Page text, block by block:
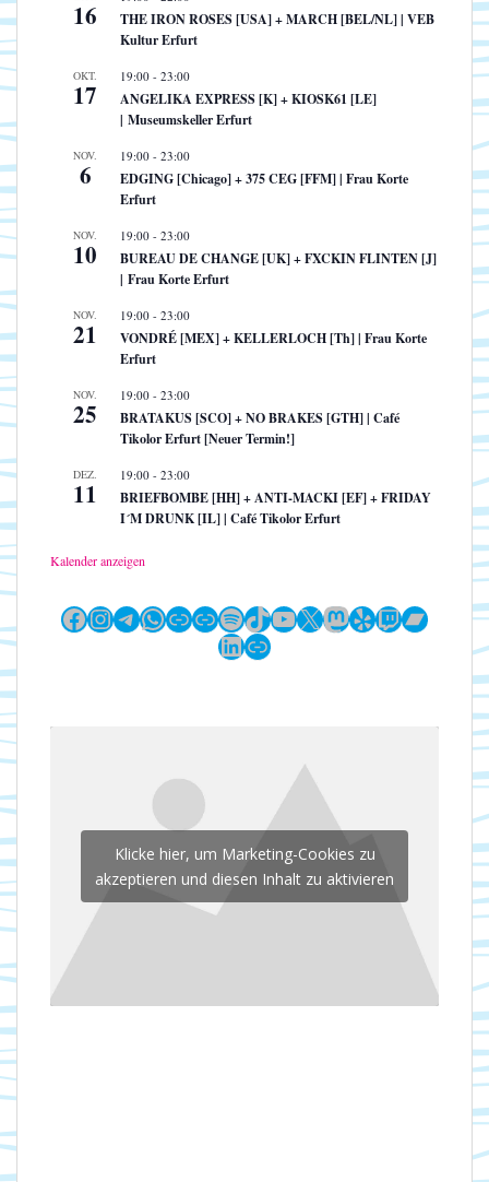
16
THE IRON ROSES [USA] + MARCH [BEL/NL] | VEB
Kultur Erfurt
OKT.
17
19:00 - 23:00
ANGELIKA EXPRESS [K] + KIOSK61 [LE]
| Museumskeller Erfurt
NOV.
6
19:00 - 23:00
EDGING [Chicago] + 375 CEG [FFM] | Frau Korte
Erfurt
NOV.
10
19:00 - 23:00
BUREAU DE CHANGE [UK] + FXCKIN FLINTEN [J]
| Frau Korte Erfurt
NOV.
21
19:00 - 23:00
VONDRÉ [MEX] + KELLERLOCH [Th] | Frau Korte
Erfurt
NOV.
25
19:00 - 23:00
BRATAKUS [SCO] + NO BRAKES [GTH] | Café
Tikolor Erfurt [Neuer Termin!]
DEZ.
11
19:00 - 23:00
BRIEFBOMBE [HH] + ANTI-MACKI [EF] + FRIDAY
I´M DRUNK [IL] | Café Tikolor Erfurt
Kalender anzeigen
Facebook
Instagram
Telegram
WhatsApp
LinkLinkSpotify
TikTok
YouTube
X Mastodon
YelpTwitch
LinkedIn
Link
Klicke hier, um Marketing-Cookies zu
akzeptieren und diesen Inhalt zu aktivieren